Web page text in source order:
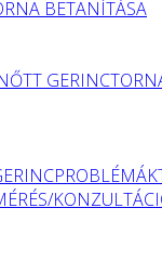
BETANÍTÁSA